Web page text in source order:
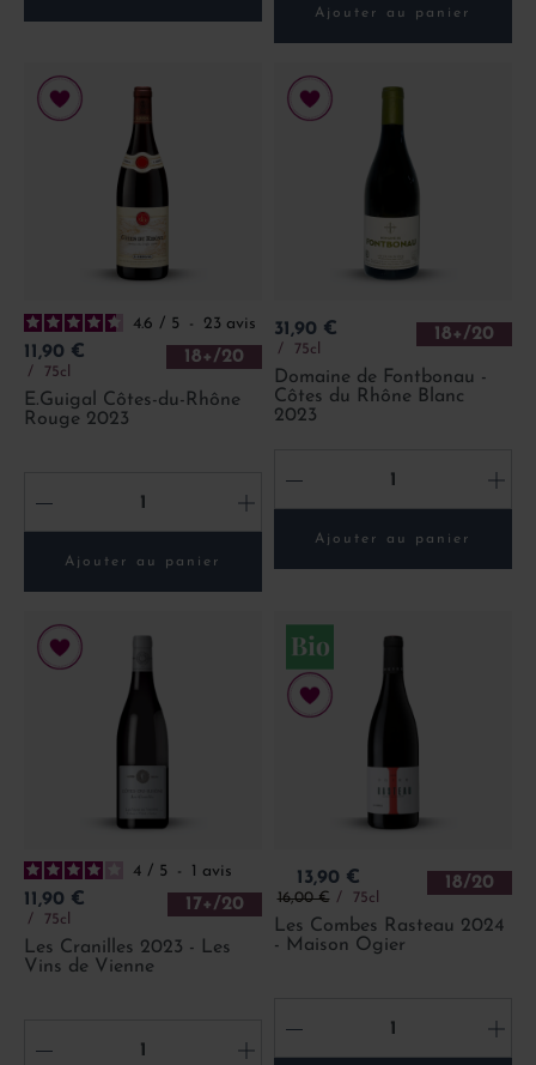
Ajouter au panier
4.6 / 5 - 23 avis
Prix
11,90 €
75cl
18+/20
E.Guigal Côtes-du-Rhône
Rouge 2023
- +
Ajouter au panier
Prix
31,90 €
75cl
18+/20
Domaine de Fontbonau -
Côtes du Rhône Blanc
2023
- +
Ajouter au panier
4 / 5 - 1 avis
Prix
11,90 €
75cl
17+/20
Les Cranilles 2023 - Les
Vins de Vienne
- +
Prix
13,90 €
Prix de base
16,00 € 75cl
18/20
Les Combes Rasteau 2024
- Maison Ogier
- +